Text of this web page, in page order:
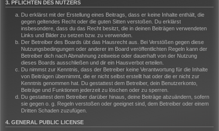
3. PFLICHTEN DES NUTZERS
Du erklärst mit der Erstellung eines Beitrags, dass er keine Inhalte enthält, die
gegen geltendes Recht oder die guten Sitten verstoßen. Du erklärst
insbesondere, dass du das Recht besitzt, die in deinen Beiträgen verwendeten
Links und Bilder zu setzen bzw. zu verwenden.
Der Betreiber des Boards übt das Hausrecht aus. Bei Verstößen gegen diese
Nutzungsbedingungen oder anderer im Board veröffentlichten Regeln kann der
Betreiber dich nach Abmahnung zeitweise oder dauerhaft von der Nutzung
dieses Boards ausschließen und dir ein Hausverbot erteilen.
Du nimmst zur Kenntnis, dass der Betreiber keine Verantwortung für die Inhalte
von Beiträgen übernimmt, die er nicht selbst erstellt hat oder die er nicht zur
Kenntnis genommen hat. Du gestattest dem Betreiber, dein Benutzerkonto,
Beiträge und Funktionen jederzeit zu löschen oder zu sperren.
Du gestattest dem Betreiber darüber hinaus, deine Beiträge abzuändern, sofern
sie gegen o. g. Regeln verstoßen oder geeignet sind, dem Betreiber oder einem
Dritten Schaden zuzufügen.
4. GENERAL PUBLIC LICENSE